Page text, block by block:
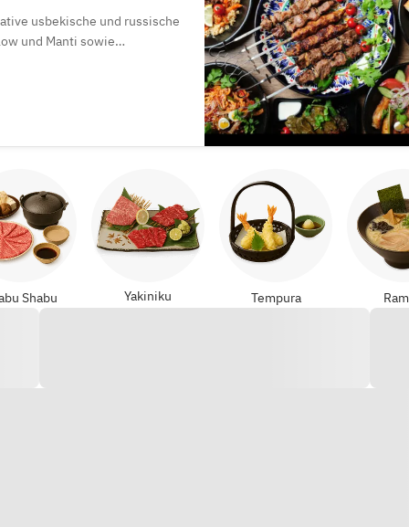
usbekische und russische
und Manti sowie
Shabu Yakiniku Tempura